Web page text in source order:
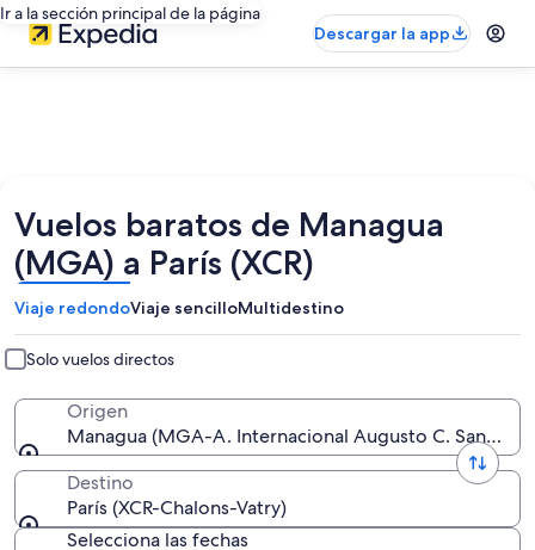
Ir a la sección principal de la página
Descargar la app
Vuelos baratos de Managua
(MGA) a París (XCR)
Viaje redondoViaje sencilloMultidestino
Solo vuelos directos
Origen
Managua (MGA-A. Internacional Augusto C. Sandino)
Destino
París (XCR-Chalons-Vatry)
Selecciona las fechas